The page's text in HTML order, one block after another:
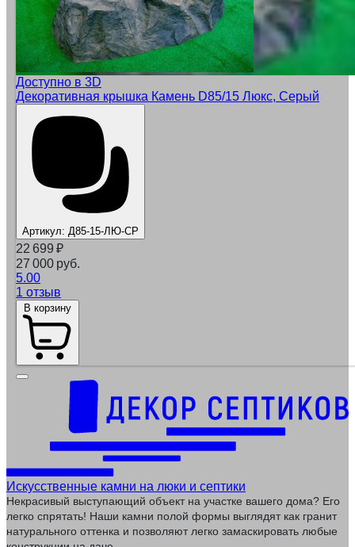
Доступно в 3D
Декоративная крышка Камень D85/15 Люкс, Серый
Артикул: Д85-15-ЛЮ-СР
22 699 ₽
27 000 руб.
5.00
1 отзыв
Искусственные камни на люки и септики
Некрасивый выступающий объект на участке вашего дома? Его
легко спрятать! Наши камни полой формы выглядят как гранит
натурального оттенка и позволяют легко замаскировать любые